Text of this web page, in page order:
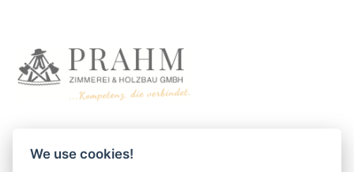
PrahmZimmerei & Holzbau GmbH
We use cookies!